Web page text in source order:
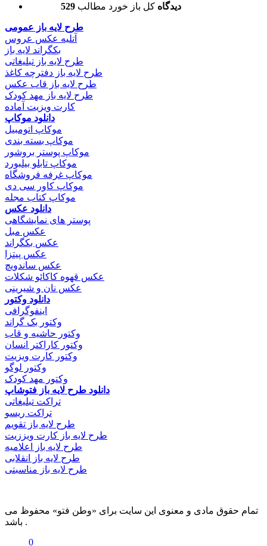
529 دیدگاه کل باز خورد مطالب
طرح لایه باز عمومی
آتلیه عکس عروس
بکگراند لایه باز
طرح لایه باز تبلیغاتی
طرح لایه باز دفترچه کاغذ
طرح لایه باز قاب عکس
طرح لایه باز مهد کودک
کارت ویزیت آماده
دانلود موکاپ
موکاپ اتومبیل
موکاپ بسته بندی
موکاپ پوستر بروشور
موکاپ تابلو بیلبورد
موکاپ غرفه فروشگاه
موکاپ کاور سی دی
موکاپ کتاب مجله
دانلود عکس
پوستر های نمایشگاهی
عکس مبل
عکس بکگراند
عکس پیتزا
عکس ساندویچ
عکس قهوه کاکائو شکلات
عکس نان و شیرینی
دانلود وکتور
اینفوگرافی
وکتور بک گراند
وکتور حاشیه و قاب
وکتور کاراکتر انسان
وکتور کارت ویزیت
وکتور لوگو
وکتور مهد کودک
دانلود طرح لایه باز فتوشاپ
تراکت تبلیغاتی
تراکت ریسو
طرح لایه باز تقویم
طرح لایه باز کارت ویززیت
طرح لایه باز اعلامیه
طرح لایه باز انقلابی
طرح لایه باز مناسبتی
تمام حقوق مادی و معنوی این سایت برای «وطن فتو» محفوظ می
باشد .
0